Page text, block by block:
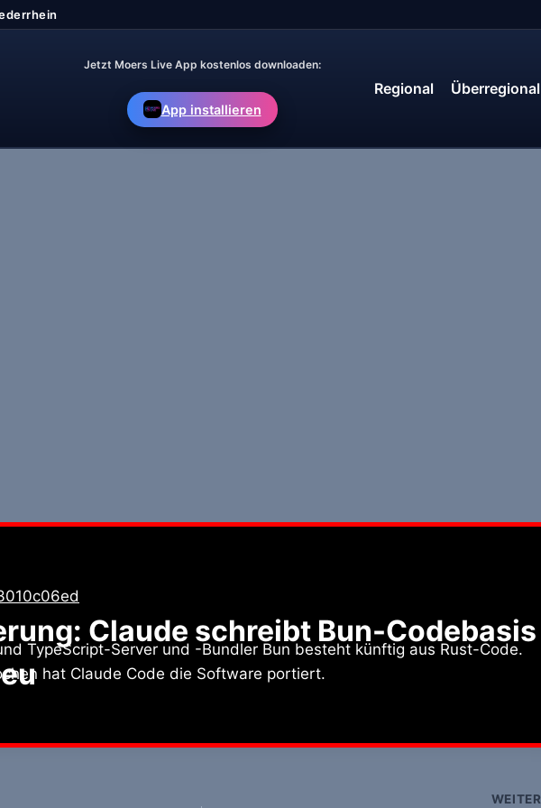
Jetzt Moers Live App kostenlos downloaden:
App installieren
Regional Überregional
Claude schreibt Bun-Codebasis
TypeScript-Server und -Bundler Bun besteht künftig aus Rust-Code.
hat Claude Code die Software portiert.
WEITER